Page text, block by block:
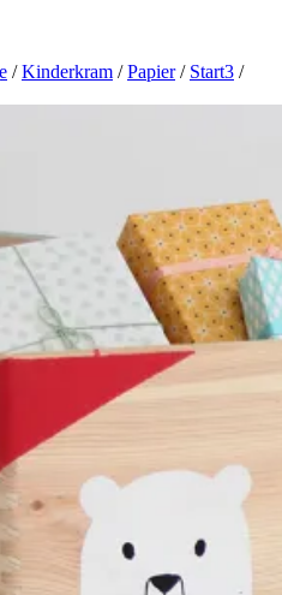
/Kinderkram /Papier/ Start3 /